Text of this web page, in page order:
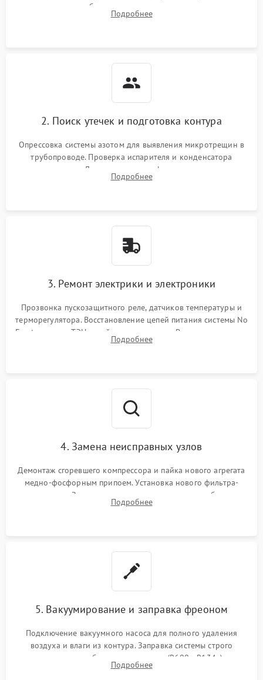
1000 ₽
1800 ₽
сопротивления обмоток мотора, проверка термостата и
считывание кодов ошибок с электронного дисплея.
Подробнее
2. Поиск утечек и подготовка контура
Опрессовка системы азотом для выявления микротрещин в
трубопроводе. Проверка испарителя и конденсатора
течеискателем. Демонтаж старого фильтра-осушителя и
продувка капиллярной трубки для устранения засоров.
Подробнее
3. Ремонт электрики и электроники
Прозвонка пускозащитного реле, датчиков температуры и
терморегулятора. Восстановление цепей питания системы No
Frost, включая ТЭН оттайки и вентилятор. Ремонт или замена
платы управления при сбоях алгоритмов.
Подробнее
4. Замена неисправных узлов
Демонтаж сгоревшего компрессора и пайка нового агрегата
медно-фосфорным припоем. Установка нового фильтра-
осушителя. Замена изношенных вентиляторов обдува,
сломанных заслонок или поврежденных дверных петель.
Подробнее
5. Вакуумирование и заправка фреоном
Подключение вакуумного насоса для полного удаления
воздуха и влаги из контура. Заправка системы строго
дозированным объемом хладагента (R600a, R134a) по
электронным весам. Контроль рабочего давления в системе.
Подробнее